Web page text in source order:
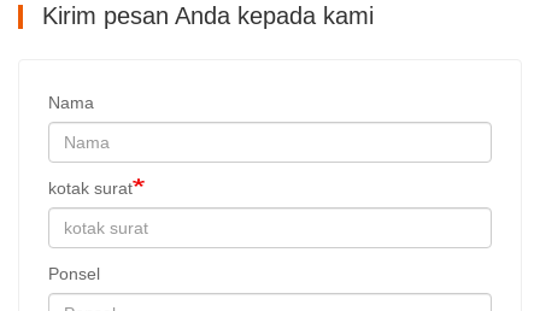
Kirim pesan Anda kepada kami
Nama
kotak surat
Ponsel